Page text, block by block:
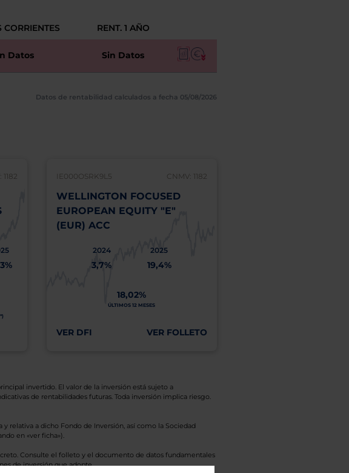
CORRIENTES RENT. 1 AÑO
Datos Sin Datos
Datos de rentabilidad calculados a fecha 05/08/2026
1182 IE000OSRK9L5 CNMV: 1182
WELLINGTON FOCUSED
EUROPEAN EQUITY "E"
(EUR) ACC
2024
3,7%
2025
19,4%
18,02%
ÚLTIMOS 12 MESES
VER DFI VER FOLLETO
invertido. El valor de la inversión está sujeto a
de rentabilidades futuras. Toda inversión implica riesgo.
relativa a dicho Fondo de Inversión, así como la Sociedad
en «ver ficha»).
Consulte el folleto y el documento de datos fundamentales
de inversión que adopte.